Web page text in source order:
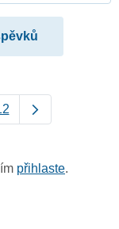
přihlaste.